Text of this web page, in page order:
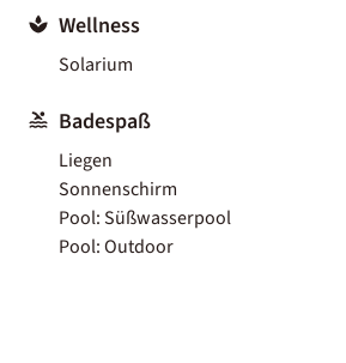
Wellness
Solarium
Badespaß
Liegen
Sonnenschirm
Pool: Süßwasserpool
Pool: Outdoor